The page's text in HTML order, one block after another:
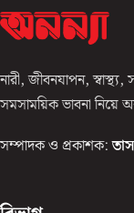
নারী, জীবনযাপন,
সমসাময়িক ভাবনা নিয়ে
সম্পাদক ও প্রকাশক: